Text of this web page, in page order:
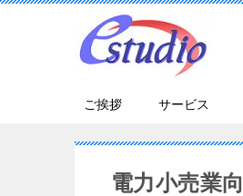
ご挨拶 サービス
電力小売業